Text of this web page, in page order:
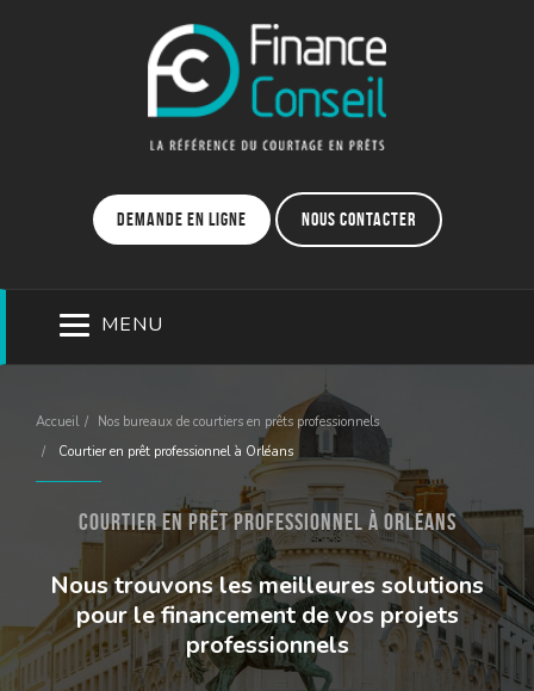
Demande en ligne Nous contacter
MENU
Accueil
Nos bureaux de courtiers en prêts professionnels
Courtier en prêt professionnel à Orléans
Courtier en prêt professionnel à Orléans
Nous trouvons les meilleures solutions
pour le financement de vos projets
professionnels